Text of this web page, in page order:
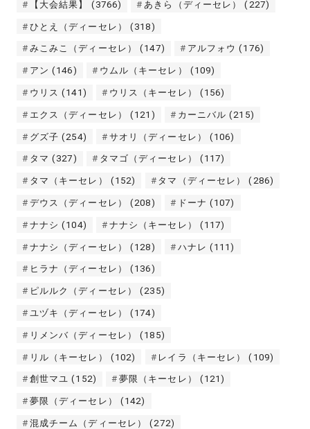
【大会結果】 (3766) あきら（ディーセレ） (227)
ひとえ（ディーセレ） (318)
みこみこ（ディーセレ） (147) アルフォウ (176)
アン (146) ウムル（キーセレ） (109)
ウリス (141) ウリス（キーセレ） (156)
エクス（ディーセレ） (121) カーニバル (215)
グズ子 (254) サオリ（ディーセレ） (106)
タマ (327) タマゴ（ディーセレ） (117)
タマ（キーセレ） (152) タマ（ディーセレ） (286)
デウス（ディーセレ） (208) ドーナ (107)
ナナシ (104) ナナシ（キーセレ） (117)
ナナシ（ディーセレ） (128) ハナレ (111)
ヒラナ（ディーセレ） (136)
ピルルク（ディーセレ） (235)
ユヅキ（ディーセレ） (174)
リメンバ（ディーセレ） (185)
リル（キーセレ） (102) レイラ（キーセレ） (109)
創世マユ (152) 夢限（キーセレ） (121)
夢限（ディーセレ） (142)
混成チーム（ディーセレ） (272)